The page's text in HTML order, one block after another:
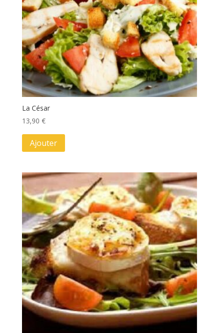
La César
13,90 €
Ajouter